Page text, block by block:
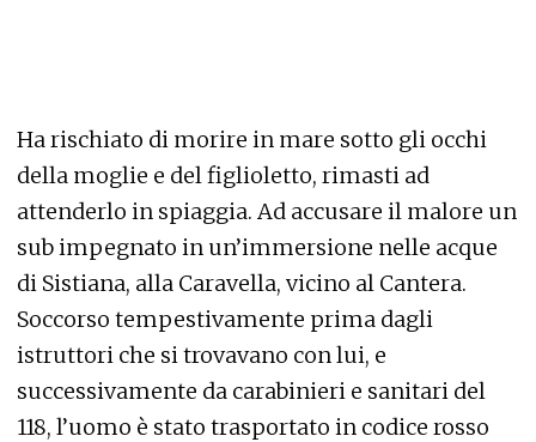
Ha rischiato di morire in mare sotto gli occhi
della moglie e del figlioletto, rimasti ad
attenderlo in spiaggia. Ad accusare il malore un
sub impegnato in un’immersione nelle acque
di Sistiana, alla Caravella, vicino al Cantera.
Soccorso tempestivamente prima dagli
istruttori che si trovavano con lui, e
successivamente da carabinieri e sanitari del
118, l’uomo è stato trasportato in codice rosso